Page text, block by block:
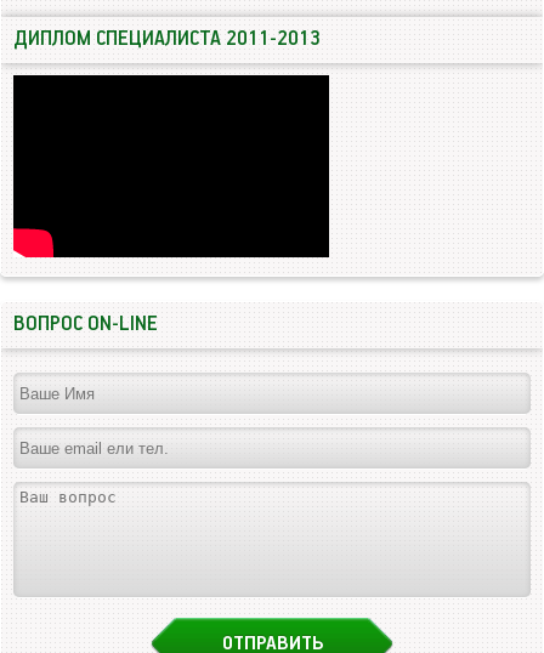
ДИПЛОМ СПЕЦИАЛИСТА 2011-2013
ВОПРОС ON-LINE